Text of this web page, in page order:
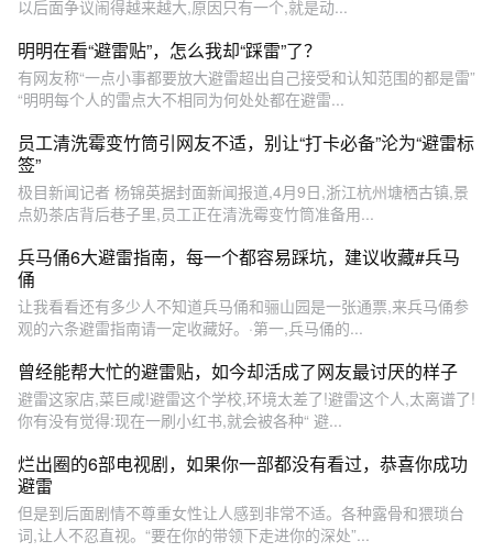
以后面争议闹得越来越大,原因只有一个,就是动...
明明在看“避雷贴”，怎么我却“踩雷”了？
有网友称“一点小事都要放大避雷超出自己接受和认知范围的都是雷”
“明明每个人的雷点大不相同为何处处都在避雷...
员工清洗霉变竹筒引网友不适，别让“打卡必备”沦为“避雷标
签”
极目新闻记者 杨锦英据封面新闻报道,4月9日,浙江杭州塘栖古镇,景
点奶茶店背后巷子里,员工正在清洗霉变竹筒准备用...
兵马俑6大避雷指南，每一个都容易踩坑，建议收藏#兵马
俑
让我看看还有多少人不知道兵马俑和骊山园是一张通票,来兵马俑参
观的六条避雷指南请一定收藏好。·第一,兵马俑的...
曾经能帮大忙的避雷贴，如今却活成了网友最讨厌的样子
避雷这家店,菜巨咸!避雷这个学校,环境太差了!避雷这个人,太离谱了!
你有没有觉得:现在一刷小红书,就会被各种“ 避...
烂出圈的6部电视剧，如果你一部都没有看过，恭喜你成功
避雷
但是到后面剧情不尊重女性让人感到非常不适。各种露骨和猥琐台
词,让人不忍直视。“要在你的带领下走进你的深处”...